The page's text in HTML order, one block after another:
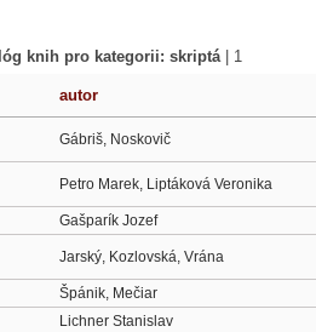
knih pro kategorii: skriptá| 1
autor
Gábriš, Noskovič
Petro Marek, Liptáková Veronika
Gašparík Jozef
Jarský, Kozlovská, Vrána
Špánik, Mečiar
Lichner Stanislav